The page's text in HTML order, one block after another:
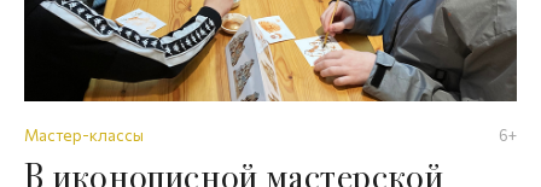
Мастер-классы 6+
В иконописной мастерской